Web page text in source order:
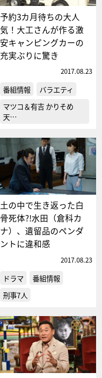
予約3カ月待ちの大人
気！大工さんが作る激
安キャンピングカーの
充実ぶりに驚き
2017.08.23
番組情報
バラエティ
マツコ＆有吉 かりそめ
天…
土の中で生き返った白
骨死体?!水田（倉科カ
ナ）、遺留品のペンダ
ントに違和感
2017.08.23
ドラマ
番組情報
刑事7人